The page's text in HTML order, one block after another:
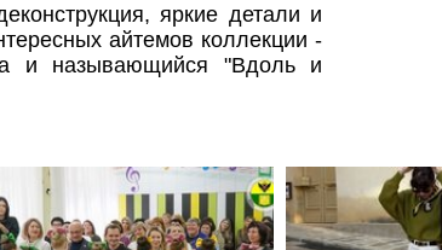
яркие детали и
айтемов коллекции -
и называющийся "Вдоль и